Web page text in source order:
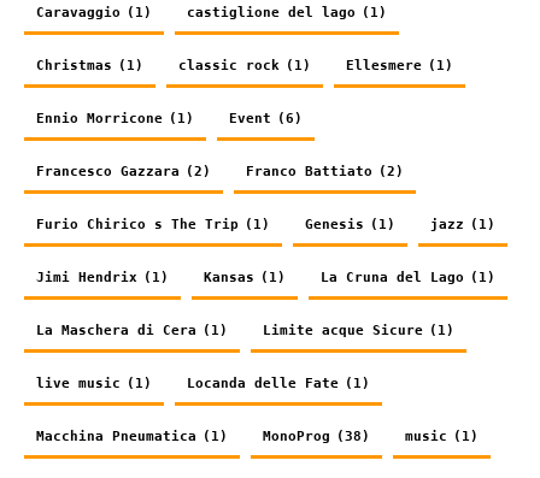
Caravaggio (1) castiglione del lago (1)
Christmas (1) classic rock (1) Ellesmere (1)
Ennio Morricone (1) Event (6)
Francesco Gazzara (2) Franco Battiato (2)
Furio Chirico s The Trip (1) Genesis (1) jazz (1)
Jimi Hendrix (1) Kansas (1) La Cruna del Lago (1)
La Maschera di Cera (1) Limite acque Sicure (1)
live music (1) Locanda delle Fate (1)
Macchina Pneumatica (1) MonoProg (38) music (1)